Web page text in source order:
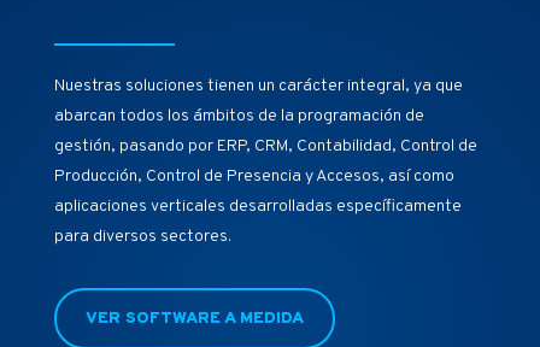
Nuestras soluciones tienen un carácter integral, ya que
abarcan todos los ámbitos de la programación de
gestión, pasando por ERP, CRM, Contabilidad, Control de
Producción, Control de Presencia y Accesos, así como
aplicaciones verticales desarrolladas específicamente
para diversos sectores.
VER SOFTWARE A MEDIDA